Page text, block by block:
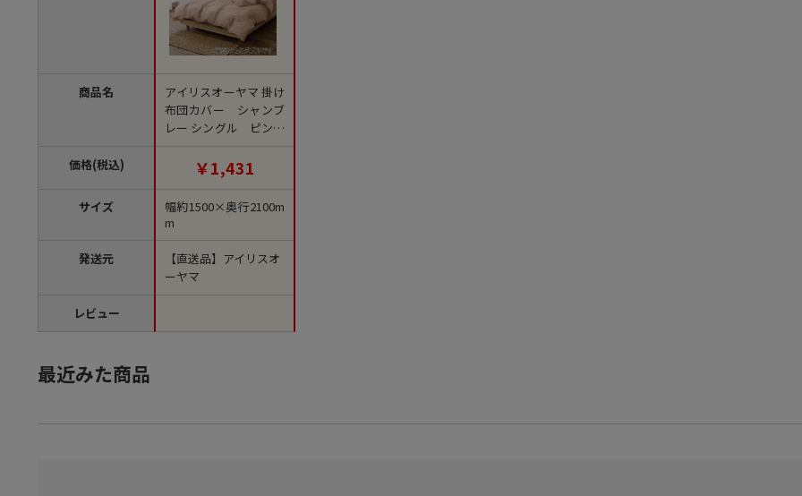
商品名
価格(税込)
サイズ
発送元
レビュー
アイリスオーヤマ 掛け
布団カバー シャンブ
レー シングル ピンク
KKC-TP-S 1枚（ご注文
単位1枚）【直送品】
￥1,431
幅約1500×奥行2100m
m
【直送品】アイリスオ
ーヤマ
最近みた商品